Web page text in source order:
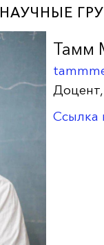
НАУЧНЫЕ
Тамм